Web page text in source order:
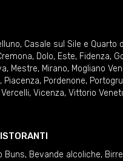
, Casale sul Sile e Quarto
, Dolo, Este, Fidenza,
, Mestre, Mirano, Mogliano
, Piacenza, Pordenone,
Vercelli, Vicenza, Vittorio
Buns, Bevande alcoliche, Birre